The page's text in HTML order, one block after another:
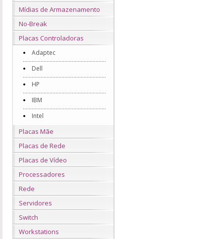
Mídias de Armazenamento
No-Break
Placas Controladoras
Adaptec
Dell
HP
IBM
Intel
Placas Mãe
Placas de Rede
Placas de Vídeo
Processadores
Rede
Servidores
Switch
Workstations